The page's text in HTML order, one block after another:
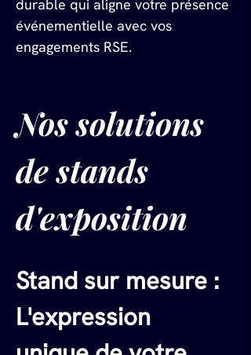
durable qui aligne votre présence
événementielle avec vos
engagements RSE.
Nos solutions
de stands
d'exposition
Stand sur mesure :
L'expression